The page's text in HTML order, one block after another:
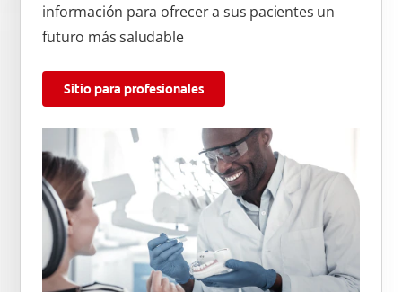
información para ofrecer a sus pacientes un
futuro más saludable
Sitio para profesionales